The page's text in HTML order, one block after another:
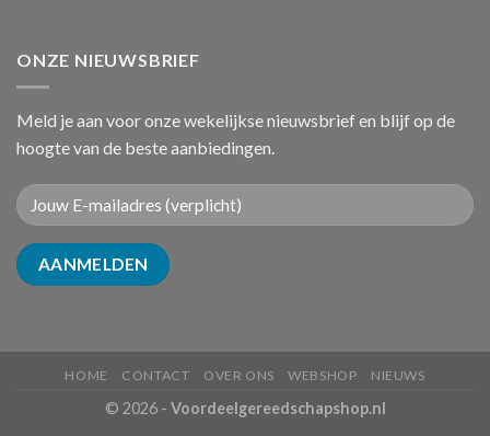
ONZE NIEUWSBRIEF
Meld je aan voor onze wekelijkse nieuwsbrief en blijf op de
hoogte van de beste aanbiedingen.
HOME CONTACT OVER ONS WEBSHOP NIEUWS
© 2026 - Voordeelgereedschapshop.nl